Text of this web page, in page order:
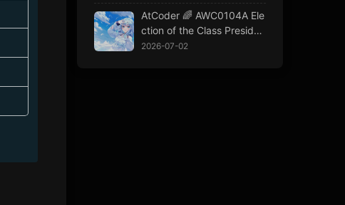
AtCoder 🌈 AWC0104A Ele
ction of the Class Presiden
t2026-07-02